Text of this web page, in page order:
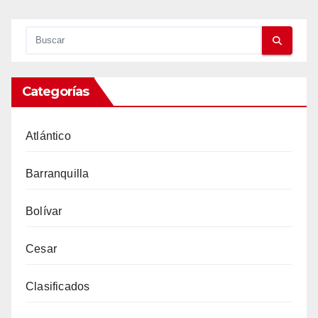
Categorías
Atlántico
Barranquilla
Bolívar
Cesar
Clasificados